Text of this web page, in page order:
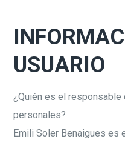
USUARIO
¿Quién es el
personales?
Emili Soler Benaigues es